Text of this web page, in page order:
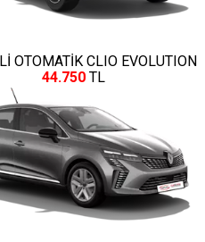
OTOMATİK CLIO EVOLUTION
44.750 TL